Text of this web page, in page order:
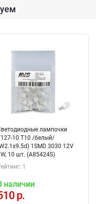
лампочки
10 T10 /белый/
1SMD 3030 12V
10 шт. (A85424S)
1
наличии
р.